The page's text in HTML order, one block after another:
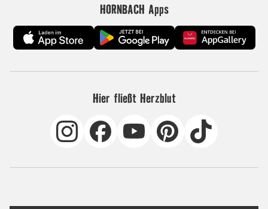
HORNBACH Apps
Hier fließt Herzblut